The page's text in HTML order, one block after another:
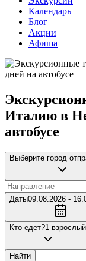
Календарь
Блог
Акции
Афиша
Италию в
автобусе
Выберите город
Даты09.08.2026 -
Кто едет?1 взрослый
Найти